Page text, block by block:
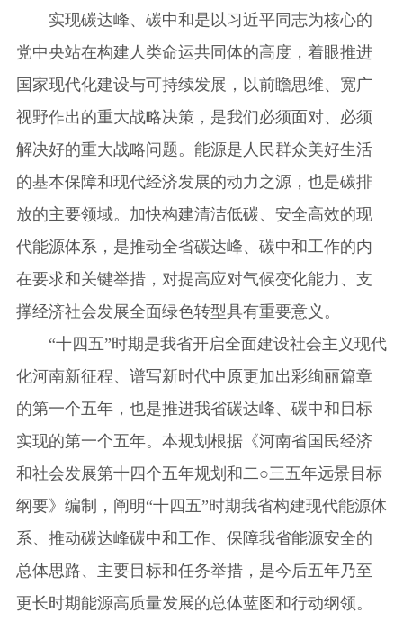
实现碳达峰、碳中和是以习近平同志为核心的
党中央站在构建人类命运共同体的高度，着眼推进
国家现代化建设与可持续发展，以前瞻思维、宽广
视野作出的重大战略决策，是我们必须面对、必须
解决好的重大战略问题。能源是人民群众美好生活
的基本保障和现代经济发展的动力之源，也是碳排
放的主要领域。加快构建清洁低碳、安全高效的现
代能源体系，是推动全省碳达峰、碳中和工作的内
在要求和关键举措，对提高应对气候变化能力、支
撑经济社会发展全面绿色转型具有重要意义。
“十四五”时期是我省开启全面建设社会主义现代
化河南新征程、谱写新时代中原更加出彩绚丽篇章
的第一个五年，也是推进我省碳达峰、碳中和目标
实现的第一个五年。本规划根据《河南省国民经济
和社会发展第十四个五年规划和二○三五年远景目标
纲要》编制，阐明“十四五”时期我省构建现代能源体
系、推动碳达峰碳中和工作、保障我省能源安全的
总体思路、主要目标和任务举措，是今后五年乃至
更长时期能源高质量发展的总体蓝图和行动纲领。